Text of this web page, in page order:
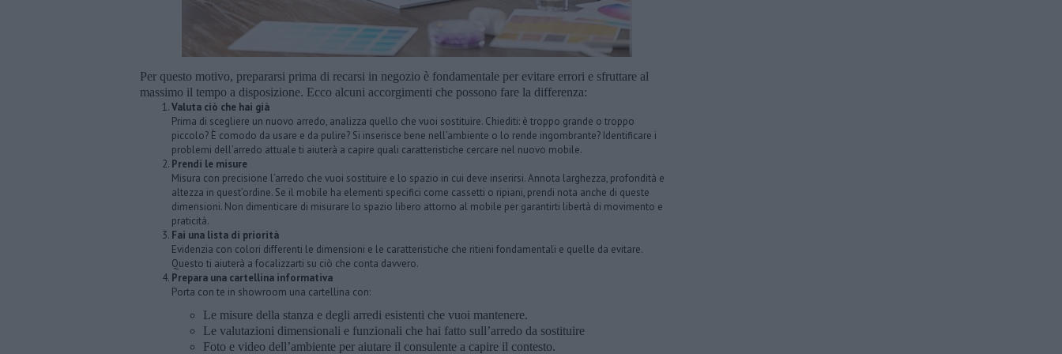
Per questo motivo, prepararsi prima di recarsi in negozio è fondamentale per evitare errori e sfruttare al
massimo il tempo a disposizione. Ecco alcuni accorgimenti che possono fare la differenza:
Valuta ciò che hai già
Prima di scegliere un nuovo arredo, analizza quello che vuoi sostituire. Chiediti: è troppo grande o troppo
piccolo? È comodo da usare e da pulire? Si inserisce bene nell’ambiente o lo rende ingombrante? Identificare i
problemi dell’arredo attuale ti aiuterà a capire quali caratteristiche cercare nel nuovo mobile.
Prendi le misure
Misura con precisione l’arredo che vuoi sostituire e lo spazio in cui deve inserirsi. Annota larghezza, profondità e
altezza in quest’ordine. Se il mobile ha elementi specifici come cassetti o ripiani, prendi nota anche di queste
dimensioni. Non dimenticare di misurare lo spazio libero attorno al mobile per garantirti libertà di movimento e
praticità.
Fai una lista di priorità
Evidenzia con colori differenti le dimensioni e le caratteristiche che ritieni fondamentali e quelle da evitare.
Questo ti aiuterà a focalizzarti su ciò che conta davvero.
Prepara una cartellina informativa
Porta con te in showroom una cartellina con:
Le misure della stanza e degli arredi esistenti che vuoi mantenere.
Le valutazioni dimensionali e funzionali che hai fatto sull’arredo da sostituire
Foto e video dell’ambiente per aiutare il consulente a capire il contesto.